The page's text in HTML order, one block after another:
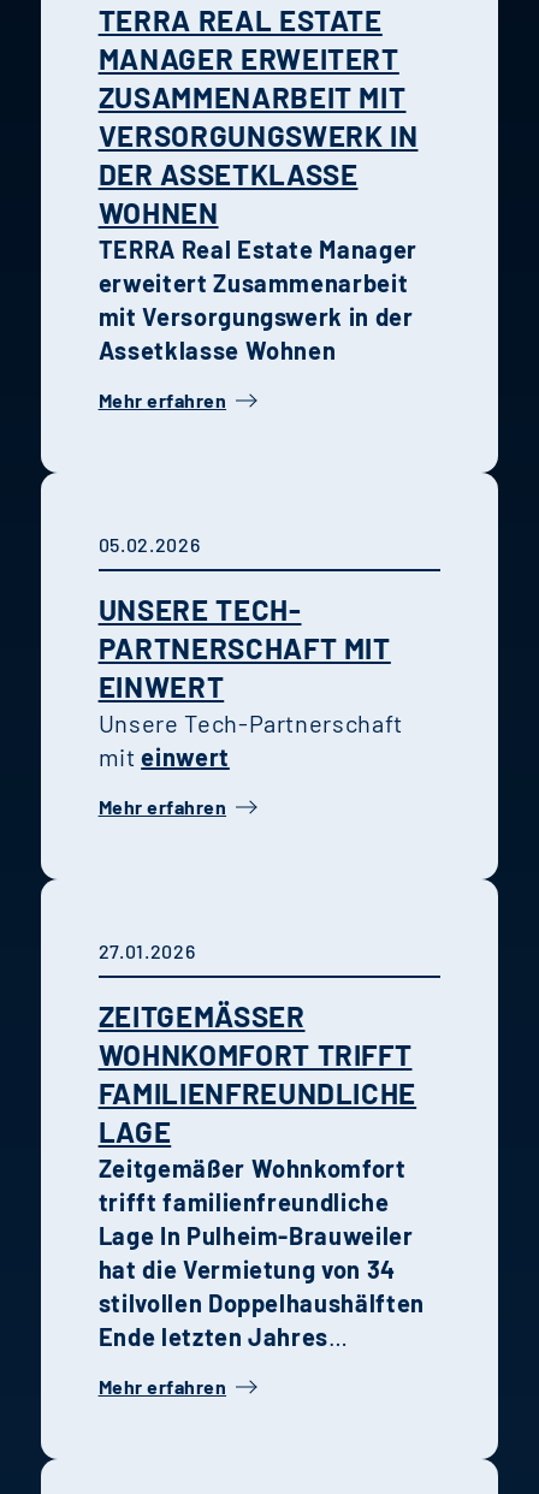
TERRA REAL ESTATE
MANAGER ERWEITERT
ZUSAMMENARBEIT MIT
VERSORGUNGSWERK IN
DER ASSETKLASSE
WOHNEN
TERRA Real Estate Manager
erweitert Zusammenarbeit
mit Versorgungswerk in der
Assetklasse Wohnen
Mehr erfahren
05.02.2026
UNSERE TECH-
PARTNERSCHAFT MIT
EINWERT
Unsere Tech-Partnerschaft
miteinwert
Mehr erfahren
27.01.2026
ZEITGEMÄSSER W
OHNKOMFORT TRIFFT F
AMILIENFREUNDLICHE L
AGE
Zeitgemäßer Wohnkomfort
trifft familienfreundliche
Lage In Pulheim-Brauweiler
hat die Vermietung von 34
stilvollen Doppelhaushälften
Ende letzten Jahres
aus moderner Architektur,
Mehr erfahren